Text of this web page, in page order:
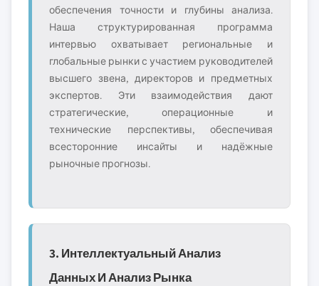
обеспечения точности и глубины анализа.
Наша структурированная программа
интервью охватывает региональные и
глобальные рынки с участием руководителей
высшего звена, директоров и предметных
экспертов. Эти взаимодействия дают
стратегические, операционные и
технические перспективы, обеспечивая
всесторонние инсайты и надёжные
рыночные прогнозы.
3. Интеллектуальный Анализ
Данных И Анализ Рынка